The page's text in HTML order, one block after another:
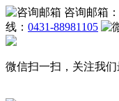
咨询邮箱：
线： 0431-88981105
微信扫一扫，关注我